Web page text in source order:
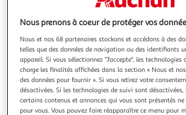
Nous prenons à coeur de protéger vos
Nous et nos 68 partenaires stockons et accédons à des
telles que des données de navigation ou des identifiants
appareil. Si vous sélectionnez "J'accepte", les
charge les finalités affichées dans la section « Nous et
des données pour fournir ». Si vous retirez votre
désactivées. Si les technologies de suivi sont
certains contenus et annonces qui vous sont présentés
pour vous. Vous pouvez faire réapparaître ce menu pour